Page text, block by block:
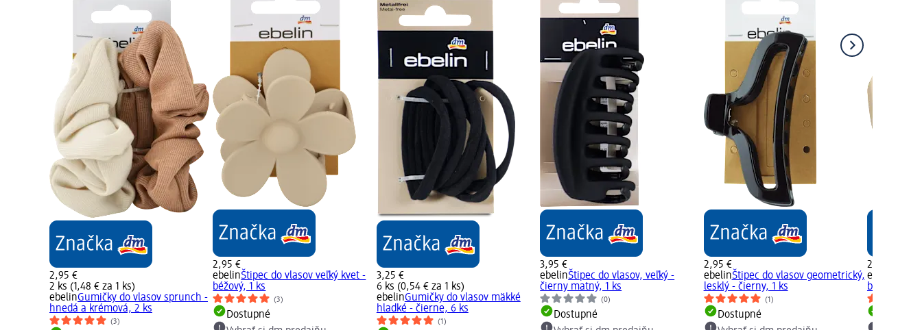
2,95 €
2 ks (1,48 € za 1 ks)
ebelinGumičky do vlasov sprunch -
hnedá a krémová, 2 ks
(3)
2,95 €
ebelinŠtipec do vlasov veľký kvet -
béžový, 1 ks
(3)
Dostupné
3,25 €
6 ks (0,54 € za 1 ks)
ebelinGumičky do vlasov mäkké
hladké - čierne, 6 ks
(1)
3,95 €
ebelinŠtipec do vlasov, veľký -
čierny matný, 1 ks
(0)
Dostupné
2,95 €
ebelinŠtipec do vlasov geometrický,
lesklý - čierny, 1 ks
(1)
Dostupné
2,45 €
ebelin
béžový, 1 ks